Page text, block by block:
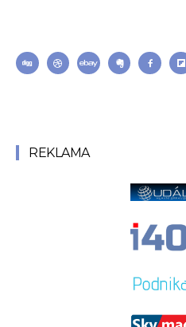
REKLAMA